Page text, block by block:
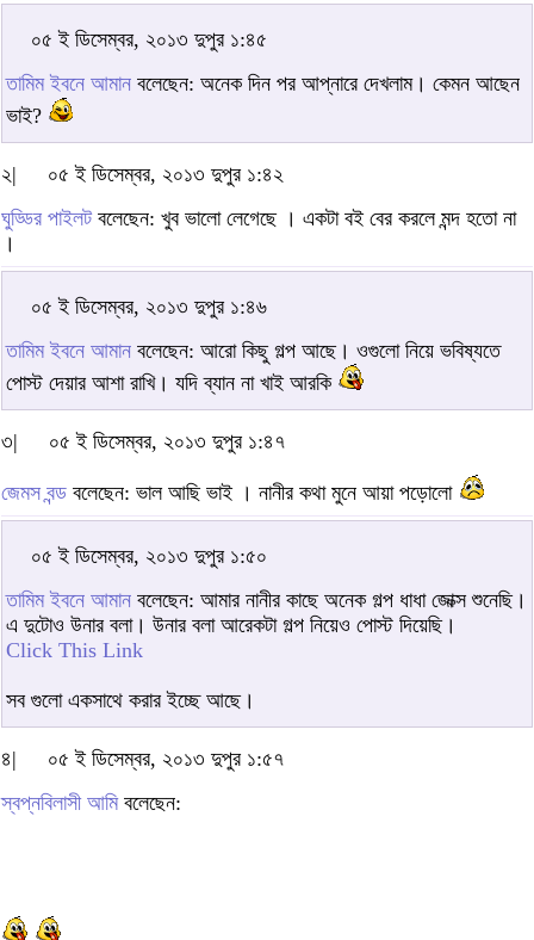
০৫ ই ডিসেম্বর, ২০১৩ দুপুর ১:৪৫
তামিম ইবনে আমান বলেছেন: অনেক দিন পর আপ্নারে দেখলাম। কেমন আছেন
ভাই?
২|
০৫ ই ডিসেম্বর, ২০১৩ দুপুর ১:৪২
ঘুড্ডির পাইলটবলেছেন: খুব ভালো লেগেছে । একটা বই বের করলে মন্দ হতো না
।
০৫ ই ডিসেম্বর, ২০১৩ দুপুর ১:৪৬
তামিম ইবনে আমান বলেছেন: আরো কিছু গল্প আছে। ওগুলো নিয়ে ভবিষ্যতে
পোস্ট দেয়ার আশা রাখি। যদি ব্যান না খাই আরকি
৩| ০৫ ই ডিসেম্বর, ২০১৩ দুপুর ১:৪৭
জেমস বন্ড বলেছেন: ভাল আছি ভাই । নানীর কথা মুনে আয়া পড়োলো
০৫ ই ডিসেম্বর, ২০১৩ দুপুর ১:৫০
তামিম ইবনে আমান বলেছেন: আমার নানীর কাছে অনেক গল্প ধাধা জোক্স শুনেছি।
এ দুটোও উনার বলা। উনার বলা আরেকটা গল্প নিয়েও পোস্ট দিয়েছি।
Click This Link
সব গুলো একসাথে করার ইচ্ছে আছে।
৪|
০৫ ই ডিসেম্বর, ২০১৩ দুপুর ১:৫৭
স্বপ্নবিলাসী আমিবলেছেন: